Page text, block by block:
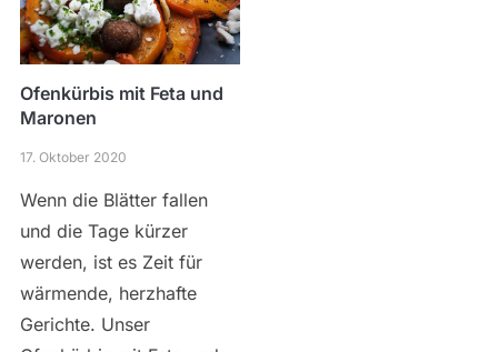
Ofenkürbis mit Feta und
Maronen
17. Oktober 2020
Wenn die Blätter fallen
und die Tage kürzer
werden, ist es Zeit für
wärmende, herzhafte
Gerichte. Unser